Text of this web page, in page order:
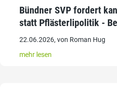
Bündner SVP fordert
statt Pflästerlipolitik -
22.06.2026, von Roman Hug
mehr lesen